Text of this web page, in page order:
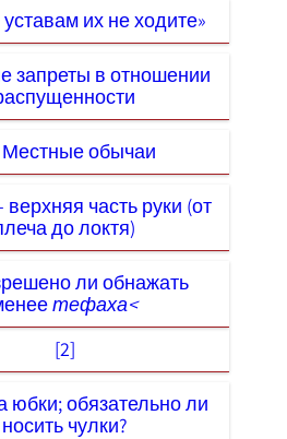
их не ходите»
запреты в отношении
Местные обычаи
верхняя часть руки (от
до локтя)
ли обнажать
тефаха<
[2]
юбки; обязательно ли
носить чулки?